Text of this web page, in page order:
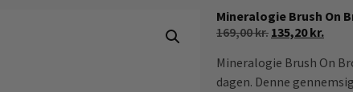
Mineralogie Brush On
169,00kr. 135,20kr.
Mineralogie Brush On
dagen. Denne